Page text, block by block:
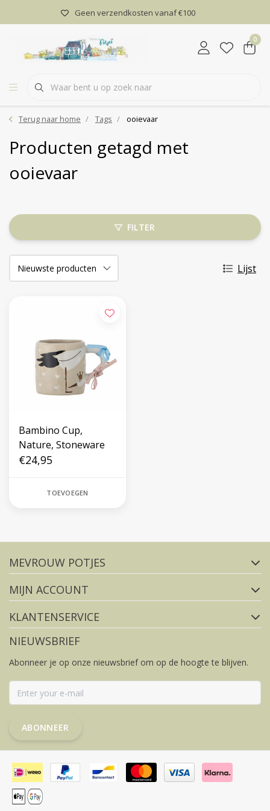
Geen verzendkosten vanaf €100
0
Terug naar home Tags ooievaar
Producten getagd met
ooievaar
FILTER
Lijst
Bambino Cup,
Nature, Stoneware
€24,95
TOEVOEGEN
FACEBOOK
MEVROUW POTJES
MIJN ACCOUNT
KLANTENSERVICE
NIEUWSBRIEF
Abonneer je op onze nieuwsbrief om op de hoogte te blijven.
ABONNEER